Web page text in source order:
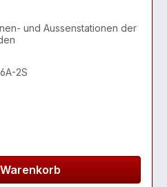
und Aussenstationen der
2S